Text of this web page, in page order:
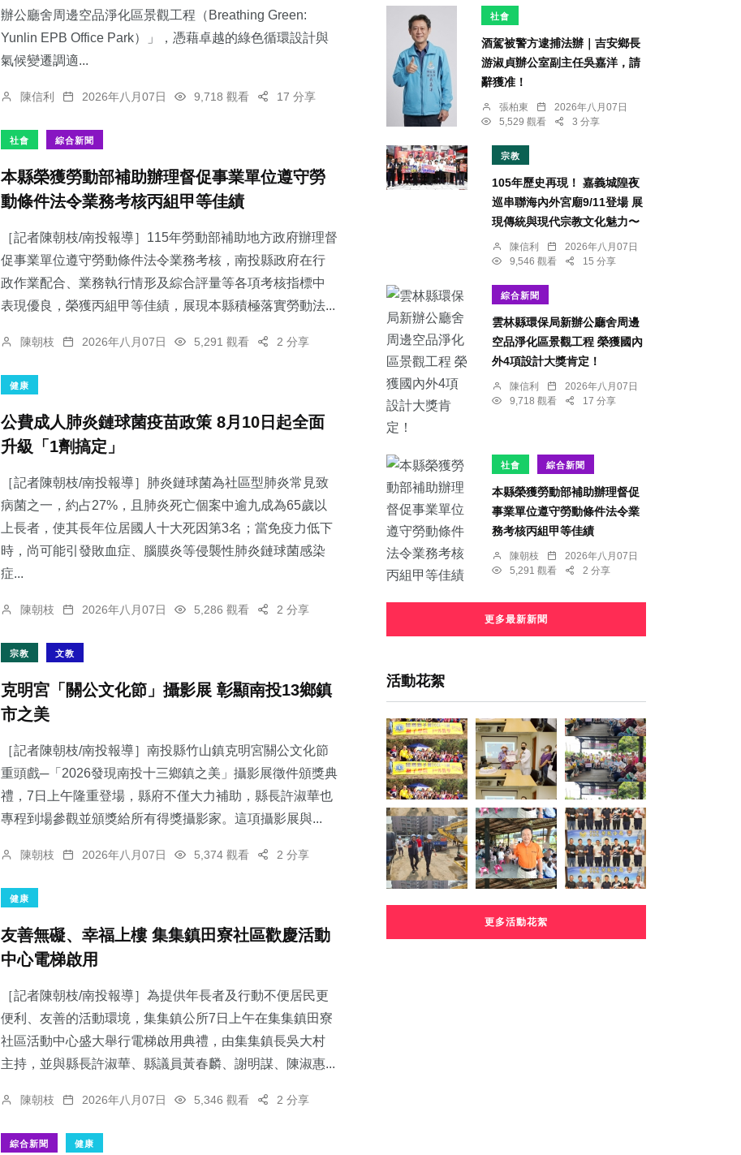
辦公廳舍周邊空品淨化區景觀工程（Breathing Green:
Yunlin EPB Office Park）」，憑藉卓越的綠色循環設計與
氣候變遷調適...
陳信利 2026年八月07日 9,718 觀看 17 分享
社會 綜合新聞
本縣榮獲勞動部補助辦理督促事業單位遵守勞
動條件法令業務考核丙組甲等佳績
［記者陳朝枝/南投報導］115年勞動部補助地方政府辦理督
促事業單位遵守勞動條件法令業務考核，南投縣政府在行
政作業配合、業務執行情形及綜合評量等各項考核指標中
表現優良，榮獲丙組甲等佳績，展現本縣積極落實勞動法...
陳朝枝 2026年八月07日 5,291 觀看 2 分享
健康
公費成人肺炎鏈球菌疫苗政策 8月10日起全面
升級「1劑搞定」
［記者陳朝枝/南投報導］肺炎鏈球菌為社區型肺炎常見致
病菌之一，約占27%，且肺炎死亡個案中逾九成為65歲以
上長者，使其長年位居國人十大死因第3名；當免疫力低下
時，尚可能引發敗血症、腦膜炎等侵襲性肺炎鏈球菌感染
症...
陳朝枝 2026年八月07日 5,286 觀看 2 分享
宗教 文教
克明宮「關公文化節」攝影展 彰顯南投13鄉鎮
市之美
［記者陳朝枝/南投報導］南投縣竹山鎮克明宮關公文化節
重頭戲─「2026發現南投十三鄉鎮之美」攝影展徵件頒獎典
禮，7日上午隆重登場，縣府不僅大力補助，縣長許淑華也
專程到場參觀並頒獎給所有得獎攝影家。這項攝影展與...
陳朝枝 2026年八月07日 5,374 觀看 2 分享
健康
友善無礙、幸福上樓 集集鎮田寮社區歡慶活動
中心電梯啟用
［記者陳朝枝/南投報導］為提供年長者及行動不便居民更
便利、友善的活動環境，集集鎮公所7日上午在集集鎮田寮
社區活動中心盛大舉行電梯啟用典禮，由集集鎮長吳大村
主持，並與縣長許淑華、縣議員黃春麟、謝明謀、陳淑惠...
陳朝枝 2026年八月07日 5,346 觀看 2 分享
綜合新聞 健康
社會
酒駕被警方逮捕法辦｜吉安鄉長
游淑貞辦公室副主任吳嘉洋，請
辭獲准！
張柏東
2026年八月07日
5,529 觀看
3 分享
宗教
105年歷史再現！ 嘉義城隍夜
巡串聯海內外宮廟9/11登場 展
現傳統與現代宗教文化魅力〜
陳信利
2026年八月07日
9,546 觀看
15 分享
綜合新聞
雲林縣環保局新辦公廳舍周邊
空品淨化區景觀工程 榮獲國內
外4項設計大獎肯定！
陳信利
2026年八月07日
9,718 觀看
17 分享
社會 綜合新聞
本縣榮獲勞動部補助辦理督促
事業單位遵守勞動條件法令業
務考核丙組甲等佳績
陳朝枝
2026年八月07日
5,291 觀看
2 分享
更多最新新聞
活動花絮
更多活動花絮